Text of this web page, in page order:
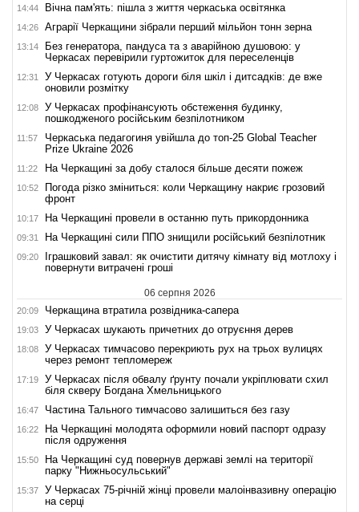
14:44 Вічна пам'ять: пішла з життя черкаська освітянка
14:26 Аграрії Черкащини зібрали перший мільйон тонн зерна
13:14
Без генератора, пандуса та з аварійною душовою: у
Черкасах перевірили гуртожиток для переселенців
12:31
У Черкасах готують дороги біля шкіл і дитсадків: де вже
оновили розмітку
12:08
У Черкасах профінансують обстеження будинку,
пошкодженого російським безпілотником
11:57
Черкаська педагогиня увійшла до топ-25 Global Teacher
Prize Ukraine 2026
11:22 На Черкащині за добу сталося більше десяти пожеж
10:52
Погода різко зміниться: коли Черкащину накриє грозовий
фронт
10:17 На Черкащині провели в останню путь прикордонника
09:31 На Черкащині сили ППО знищили російський безпілотник
09:20
Іграшковий завал: як очистити дитячу кімнату від мотлоху і
повернути витрачені гроші
06 серпня 2026
20:09 Черкащина втратила розвідника-сапера
19:03 У Черкасах шукають причетних до отруєння дерев
18:08
У Черкасах тимчасово перекриють рух на трьох вулицях
через ремонт тепломереж
17:19
У Черкасах після обвалу ґрунту почали укріплювати схил
біля скверу Богдана Хмельницького
16:47 Частина Тального тимчасово залишиться без газу
16:22
На Черкащині молодята оформили новий паспорт одразу
після одруження
15:50
На Черкащині суд повернув державі землі на території
парку "Нижньосульський"
15:37
У Черкасах 75-річній жінці провели малоінвазивну операцію
на серці